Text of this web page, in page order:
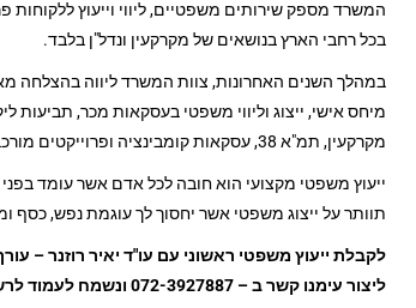
המשרד מספק שירותים משפטיים, ליווי וייעוץ ללקוחות
בכל רחבי הארץ בנושאים של מקרקעין ונדל"ן בלבד.
במהלך השנים האחרונות, צוות המשרד ליווה בהצלחה
מיחס אישי, ייצוג וליווי משפטי בעסקאות מכר, תביעות
מקרקעין, תמ"א 38, עסקאות קומבינציה ופרוייקטים מורכבים של פינוי-בינוי.
ייעוץ משפטי מקצועי הוא חובה לכל אדם אשר עומד
תוותר על ייצוג משפטי אשר יחסוך לך עוגמת נפש, כסף
לקבלת ייעוץ משפטי ראשוני עם עו"ד יאיר רוזנר –
ליצור עימנו קשר ב – 072-3927887 ונשמח לעמוד לרשותך.